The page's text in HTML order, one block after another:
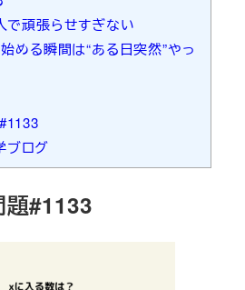
頑張らせすぎない
める瞬間は“ある日突然”やっ
ブログ
#1133